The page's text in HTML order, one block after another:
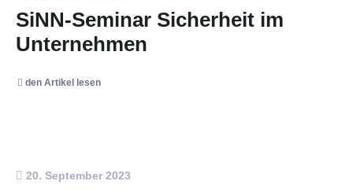
SiNN-Seminar Sicherheit im
Unternehmen
den Artikel lesen
20. September 2023